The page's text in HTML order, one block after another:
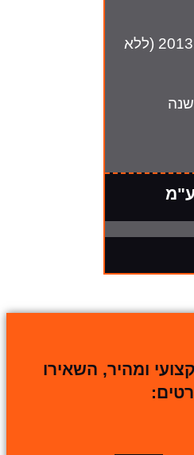
מחשב גיר פיג'ו 107 2013 (ללא
ומהיר, השאירו